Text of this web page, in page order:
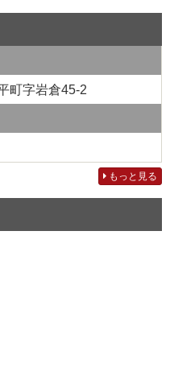
町字岩倉45-2
もっと見る